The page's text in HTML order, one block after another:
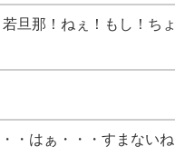
旦那！ねぇ！もし！ちょ
・はぁ・・・すまない